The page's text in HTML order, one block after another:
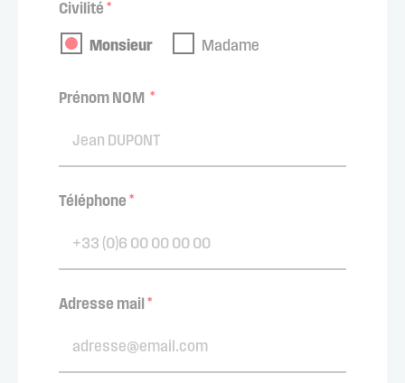
Civilité*
Monsieur Madame
Prénom NOM *
Téléphone*
Adresse mail*